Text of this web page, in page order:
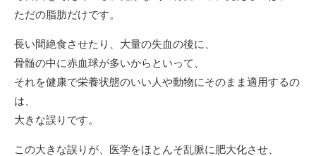
ただの脂肪だけです。
長い間絶食させたり、大量の失血の後に、
骨髄の中に赤血球が多いからといって、
それを健康で栄養状態のいい人や動物にそのまま適用するの
は、
大きな誤りです。
この大きな誤りが、医学をほとんそ乱脈に肥大化させ、